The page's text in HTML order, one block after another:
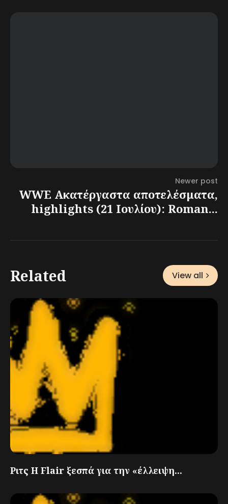
Newer post
WWE Ακατέργαστα αποτελέσματα,
highlights (21 Ιουλίου): Roman...
Related View all
Ριτς Η Flair ξεσπά για την «έλλειψη...